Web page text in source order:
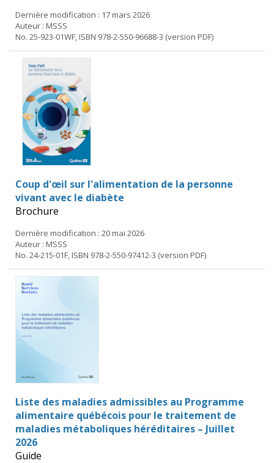
Dernière modification : 17 mars 2026
Auteur : MSSS
No. 25-923-01WF, ISBN 978-2-550-96688-3 (version PDF)
Coup d'œil sur l'alimentation de la personne
vivant avec le diabète
Brochure
Dernière modification : 20 mai 2026
Auteur : MSSS
No. 24-215-01F, ISBN 978-2-550-97412-3 (version PDF)
Liste des maladies admissibles au Programme
alimentaire québécois pour le traitement de
maladies métaboliques héréditaires – Juillet
2026
Guide